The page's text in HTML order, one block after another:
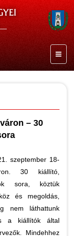
– 30
szeptember 18-
30 kiállító,
sora, köztük
és megoldás,
nem láthattunk
a kiállítók által
Mindehhez